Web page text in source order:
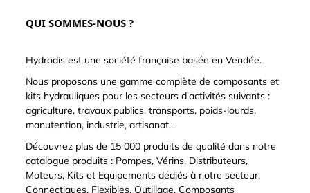
QUI SOMMES-NOUS ?
Hydrodis est une société française basée en Vendée.
Nous proposons une gamme complète de composants et
kits hydrauliques pour les secteurs d'activités suivants :
agriculture, travaux publics, transports, poids-lourds,
manutention, industrie, artisanat...
Découvrez plus de 15 000 produits de qualité dans notre
catalogue produits : Pompes, Vérins, Distributeurs,
Moteurs, Kits et Equipements dédiés à notre secteur,
Connectiques, Flexibles, Outillage, Composants